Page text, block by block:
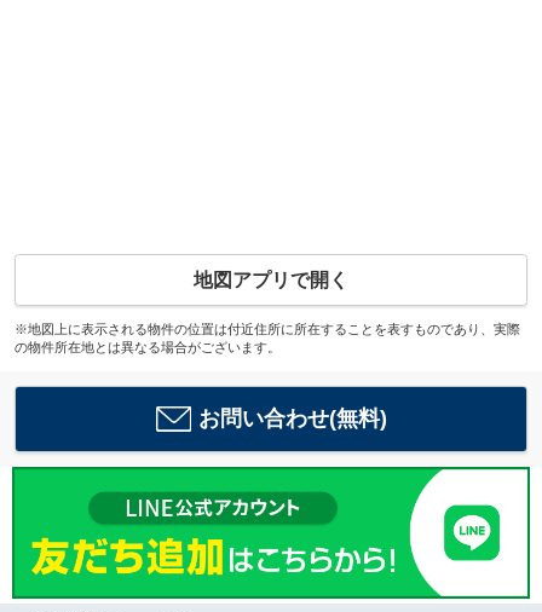
地図アプリで開く
※地図上に表示される物件の位置は付近住所に所在することを表すものであり、実際
の物件所在地とは異なる場合がございます。
お問い合わせ(無料)